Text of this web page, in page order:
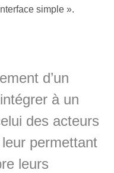
simple ».
d’un
à un
des acteurs
permettant
leurs